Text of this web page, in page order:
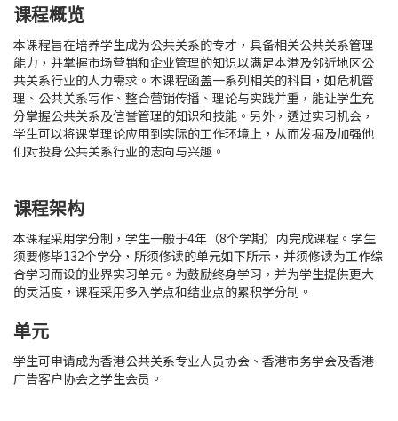
课程概览
本课程旨在培养学生成为公共关系的专才，具备相关公共关系管理
能力，并掌握市场营销和企业管理的知识以满足本港及邻近地区公
共关系行业的人力需求。本课程函盖一系列相关的科目，如危机管
理、公共关系写作、整合营销传播、理论与实践并重，能让学生充
分掌握公共关系及信誉管理的知识和技能。另外，透过实习机会，
学生可以将课堂理论应用到实际的工作环境上，从而发掘及加强他
们对投身公共关系行业的志向与兴趣。
课程架构
本课程采用学分制，学生一般于4年（8个学期）内完成课程。学生
须要修毕132个学分，所须修读的单元如下所示，并须修读为工作综
合学习而设的业界实习单元。为鼓励终身学习，并为学生提供更大
的灵活度，课程采用多入学点和结业点的累积学分制。
单元
学生可申请成为香港公共关系专业人员协会、香港市务学会及香港
广告客户协会之学生会员。